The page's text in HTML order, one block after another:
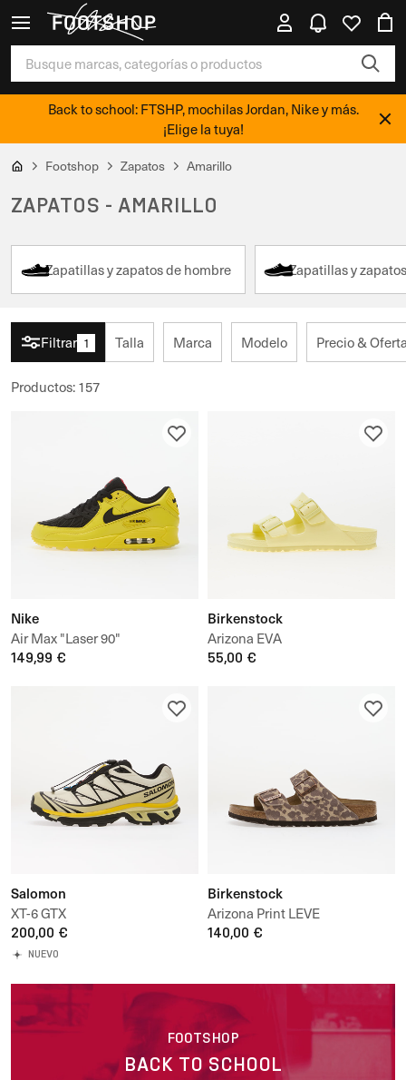
Back to school: FTSHP, mochilas Jordan, Nike y más.
¡Elige la tuya!
Footshop Zapatos Amarillo
ZAPATOS - AMARILLO
Zapatillas y zapatos de hombre Zapatillas y
Filtrar 1 Talla Marca Modelo Precio &
Productos: 157
Nike
Air Max "Laser 90"
149,99 €
Birkenstock
Arizona EVA
55,00 €
Salomon
XT-6 GTX
200,00 €
NUEVO
Birkenstock
Arizona Print LEVE
140,00 €
FOOTSHOP
BACK TO SCHOOL